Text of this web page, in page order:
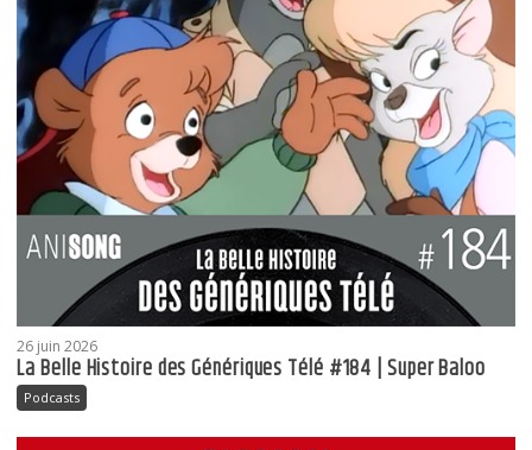
26 juin 2026
La Belle Histoire des Génériques Télé #184 | Super Baloo
Podcasts